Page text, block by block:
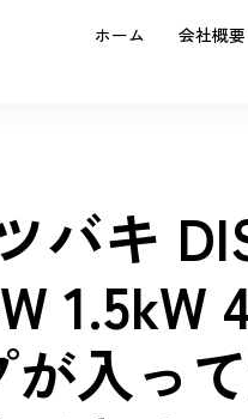
ホーム 会社概要
バキ
1.5kW
入っ